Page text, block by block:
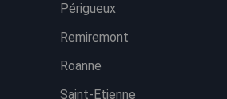
Périgueux
Remiremont
Roanne
Saint-Etienne